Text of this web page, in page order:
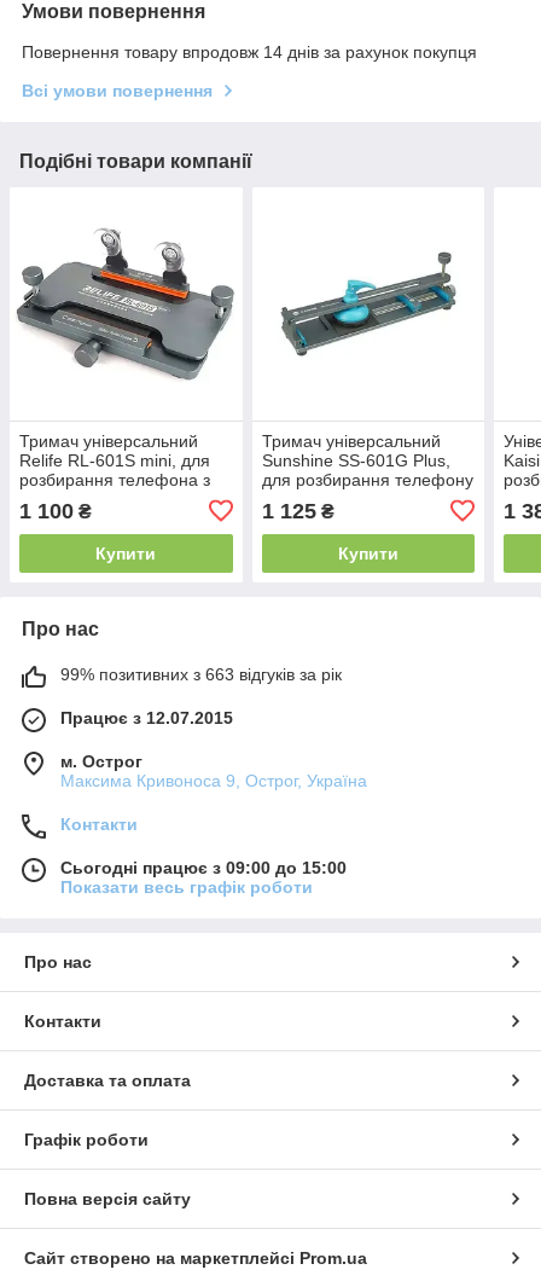
Умови повернення
Повернення товару впродовж 14 днів за рахунок покупця
Всі умови повернення
Подібні товари компанії
Тримач універсальний
Relife RL-601S mini, для
розбирання телефона з
присосками та функцією
преса для склейки
(робочий хід 60-85 мм
1 100 ₴
Купити
Тримач універсальний
Sunshine SS-601G Plus,
для розбирання телефону
з поворотним механізмом
і присоскою (робочий хід
60-85мм)
1 125₴
Купити
та
1
Про нас
99% позитивних з 663 відгуків за рік
Працює з 12.07.2015
м. Острог
Максима Кривоноса 9, Острог, Україна
Контакти
Сьогодні працює з 09:00 до 15:00
Показати весь графік роботи
Про нас
Контакти
Доставка та оплата
Графік роботи
Повна версія сайту
Сайт створено на маркетплейсі Prom.ua